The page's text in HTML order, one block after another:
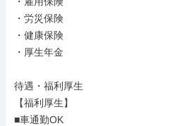
・労災保険
・健康保険
・厚生年金
待遇・福利厚生
【福利厚生】
■車通勤OK